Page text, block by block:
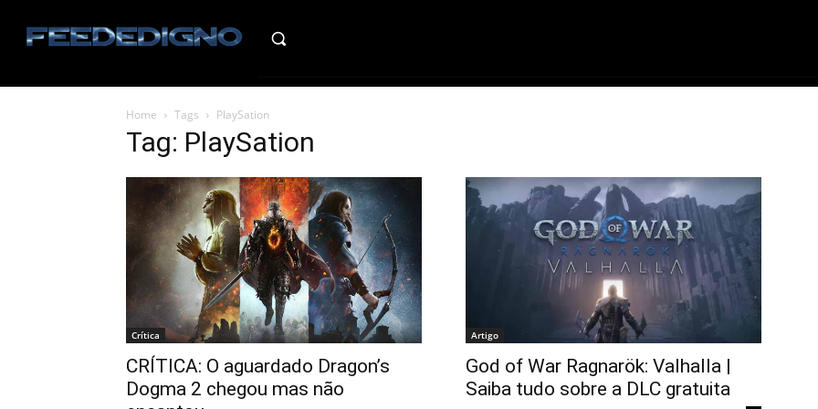
Home Tags PlaySation
Tag: PlaySation
Crítica
CRÍTICA: O aguardado Dragon’s
Dogma 2 chegou mas não
Artigo
God of War Ragnarök: Valhalla |
Saiba tudo sobre a DLC gratuita